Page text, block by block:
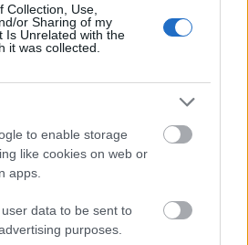
Collection, Use,
or Sharing of my
Is Unrelated with the
it was collected.
to enable storage
like cookies on web or
apps.
data to be sent to
purposes.